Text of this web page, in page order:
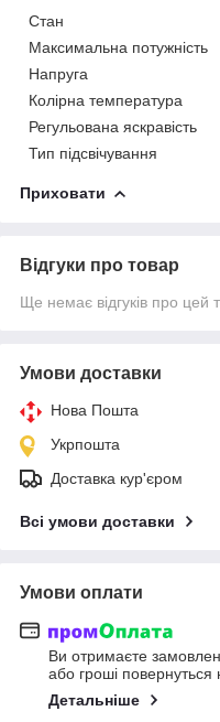
Стан
Максимальна потужність
Напруга
Колірна температура
Регульована яскравість
Тип підсвічування
Приховати
Відгуки про товар
Ще немає відгуків про цей
Умови доставки
Нова Пошта
Укрпошта
Доставка кур'єром
Всі умови доставки
Умови оплати
Ви отримаєте
або гроші повернуться
Детальніше